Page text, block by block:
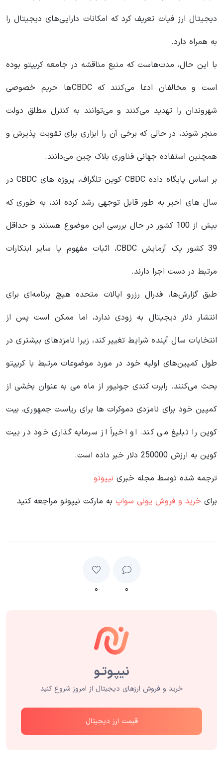
دیجیتال ارز فیات تعریف کرد که امکانات دارایی‌های دیجیتال را
به همراه دارد.
با این حال، مدت‌هاست که منبع مناقشه در جامعه کریپتو بوده
است و مخالفان ادعا می‌کنند که CBDCها حریم خصوصی
شهروندان را تهدید می‌کنند و می‌توانند به کنترل مطلق دولت
منجر شوند، در حالی که برخی آن را ابزاری برای تقویت پذیرش و
همچنین استفاده جهانی فناوری بلاک چین می‌دانند.
بر اساس پایگاه داده CBDC کوین تلگراف، پروژه های CBDC در
سال های اخیر به طور قابل توجهی رشد کرده اند، به طوری که
بیش از 100 کشور در حال بررسی این موضوع هستند و حداقل
39 کشور یک آزمایش CBDC، اثبات مفهوم یا سایر ابتکارات
مرتبط در دست اجرا دارند.
طبق گزارش‌ها، فدرال رزرو ایالات متحده هیچ برنامه‌ای برای
انتشار دلار دیجیتال به زودی ندارد، اما ممکن است پس از
انتخابات سال آینده شرایط تغییر کند، زیرا نامزدهای بیشتری در
طول کمپین‌های اولیه خود در مورد موضوعات مرتبط با کریپتو
بحث می‌کنند. رابرت کندی جونیور از ماه می به عنوان بخشی از
کمپین خود برای نامزدی دموکرات ها برای ریاست جمهوری، بیت
کوین را تبلیغ می کند. او اخیراً از سرمایه گذاری خود در بیت
کوین به ارزش 250000 دلار خبر داده است.
ترجمه شده توسط مجله خبری نیپوتو
برای خرید و فروش یونی سواپ به مارکت نیپوتو مراجعه کنید
۰ ۰
خرید و فروش ارزهای دیجیتال از امروز شروع کنید
قیمت ارز دیجیتال